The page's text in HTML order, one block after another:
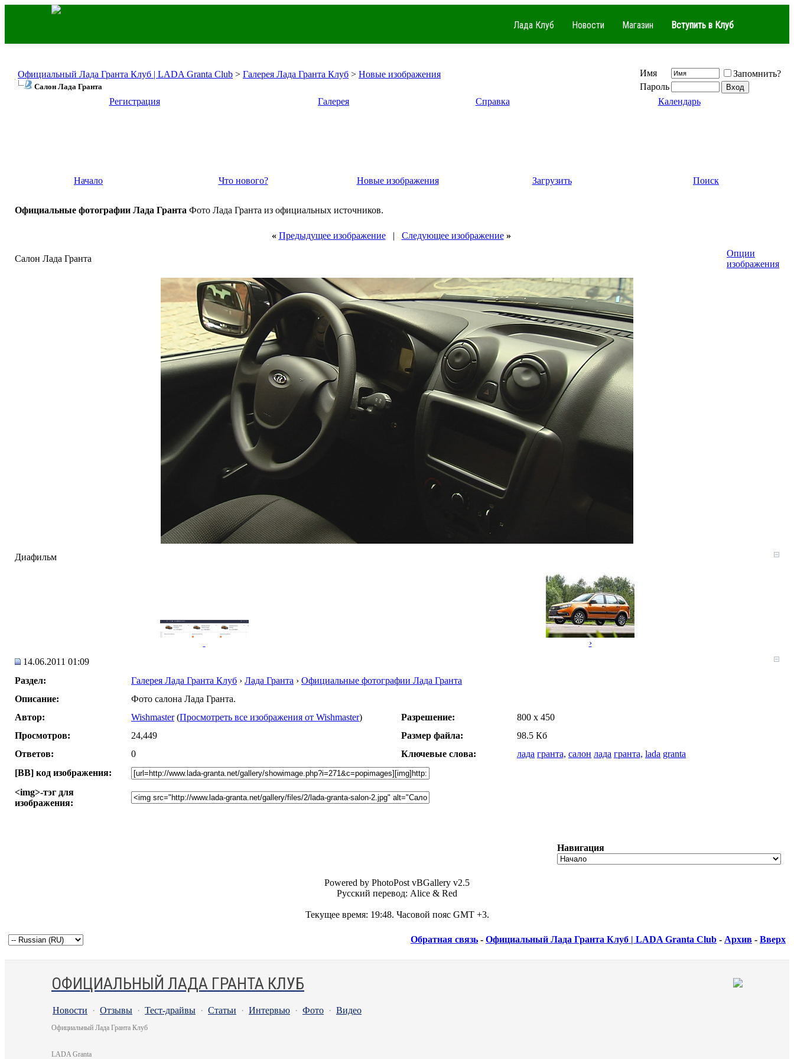
Лада Клуб Новости Магазин Вступить в Клуб
Официальный Лада Гранта Клуб | LADA Granta Club > Галерея Лада Гранта Клуб > Новые изображения
Салон Лада Гранта
Имя
Запомнить?
Пароль
Регистрация
Галерея Справка Календарь
Начало Что нового? Новые изображения Загрузить Поиск
Официальные фотографии Лада Гранта Фото Лада Гранта из официальных источников.
« Предыдущее изображение| Следующее изображение »
Салон Лада Гранта
Опции
изображения
Диафильм
›
14.06.2011 01:09
Раздел:
Галерея Лада Гранта Клуб › Лада Гранта › Официальные фотографии Лада Гранта
Описание:
Фото салона Лада Гранта.
Автор:
Wishmaster (Просмотреть все изображения от Wishmaster) Разрешение:
800 x 450
Просмотров:
24,449 Размер файла:
98.5 Кб
Ответов:
0 Ключевые слова: лада гранта, салон лада гранта, lada granta
[BB] код изображения:
<img>-тэг для
изображения:
Навигация
Powered by PhotoPost vBGallery v2.5
Русский перевод: Alice & Red
Текущее время: 19:48. Часовой пояс GMT +3.
Обратная связь - Официальный Лада Гранта Клуб | LADA Granta Club - Архив - Вверх
ОФИЦИАЛЬНЫЙ ЛАДА ГРАНТА КЛУБ
Новости · Отзывы · Тест-драйвы · Статьи · Интервью · Фото · Видео
Официальный Лада Гранта Клуб
LADA Granta